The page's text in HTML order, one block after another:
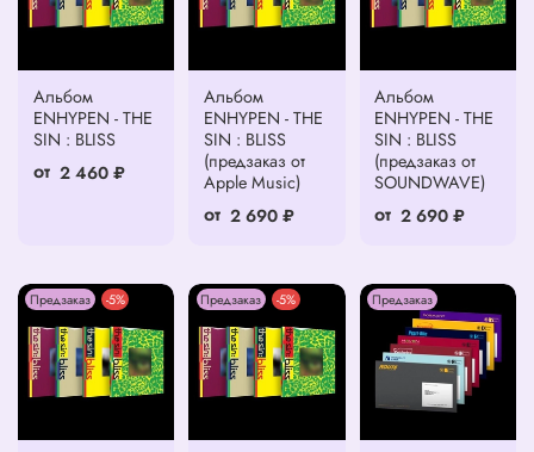
Альбом
ENHYPEN - THE
SIN : BLISS
от 2 460 ₽
Альбом
ENHYPEN - THE
SIN : BLISS
(предзаказ от
Apple Music)
от 2 690 ₽
Альбом
ENHYPEN - THE
SIN : BLISS
(предзаказ от
SOUNDWAVE)
от 2 690 ₽
Предзаказ -5% Предзаказ -5% Предзаказ